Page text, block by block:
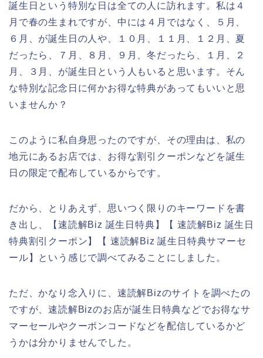
誕生日という特別な日は全ての人に訪れます。私は４
月で春の生まれですが、中には４月ではなく、５月、
６月、が誕生日の人や、１０月、１１月、１２月、夏
だったら、７月、８月、９月、冬だったら、１月、２
月、３月、が誕生日という人もいると思います。そん
な特別な記念日に何かお得な特典があってもいいと思
いませんか？
このように私自身思ったのですが、その理由は、私の
地元にあるお店では、お得な割引クーポンなどを誕生
日の限定で配布しているからです。
だから、とりあえず、思いつく限りのキーワードを書
き出し、【速読解Biz 誕生日特典】【 速読解Biz 誕生日
特典割引クーポン】【 速読解Biz 誕生日特典サマーセ
ール】という感じで調べてみることにしました。
ただ、かなり念入りに、速読解Bizのサイトを調べたの
ですが、速読解Bizのお店が誕生日特典などでお得なサ
マーセールやクーポンコードなどを配信しているかど
うかは分かりませんでした。